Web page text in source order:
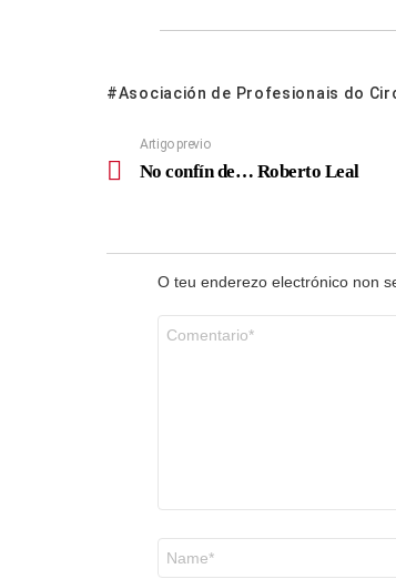
Asociación de Profesionais do
Artigo previo
No confín de… Roberto Leal
O teu enderezo electrónico non